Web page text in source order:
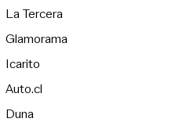
La TerceraOpens in new
Glamorama
Icarito
Auto.cl
DunaOpens in new window